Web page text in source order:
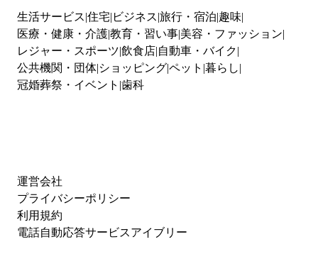
生活サービス 住宅 ビジネス 旅行・宿泊 趣味
医療・健康・介護教育・習い事 美容・ファッション
レジャー・スポーツ 飲食店 自動車・バイク
公共機関・団体 ショッピングペット 暮らし
冠婚葬祭・イベント 歯科
運営会社
プライバシーポリシー
利用規約
電話自動応答サービスアイブリー